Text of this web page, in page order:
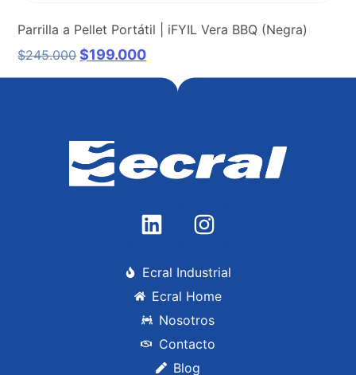
Parrilla a Pellet Portátil | iFYIL Vera BBQ (Negra)
$245.000 $199.000
Ecral Industrial
Ecral Home
Nosotros
Contacto
Blog